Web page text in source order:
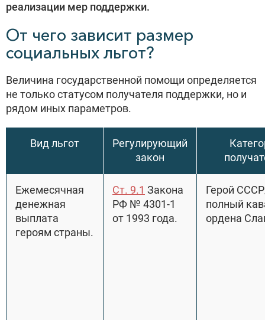
реализации мер поддержки.
От чего зависит размер
социальных льгот?
Величина государственной помощи определяется
не только статусом получателя поддержки, но и
рядом иных параметров.
Вид льгот
Регулирующий
закон
Ежемесячная
денежная
выплата
героям страны.
Ст. 9.1 Закона
РФ № 4301-1
от 1993 года.
Герой
полный
ордена